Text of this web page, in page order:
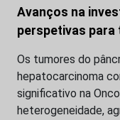
Avanços na
perspetivas
Os tumores do
hepatocarcinoma
significativo na
heterogeneidade,